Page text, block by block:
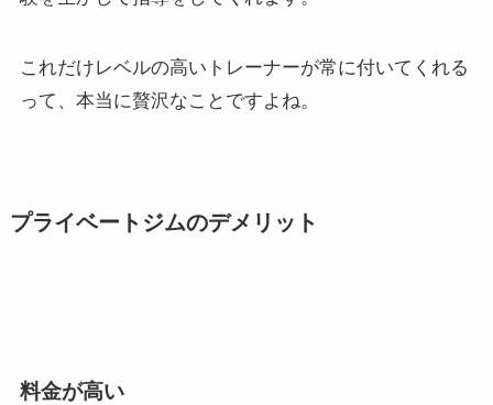
これだけレベルの高いトレーナーが常に付いてくれる
って、本当に贅沢なことですよね。
プライベートジムのデメリット
料金が高い